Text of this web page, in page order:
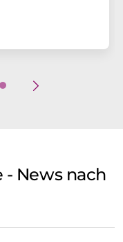
News nach